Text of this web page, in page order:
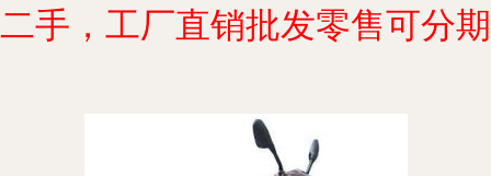
二手，工厂直销批发零售可分期